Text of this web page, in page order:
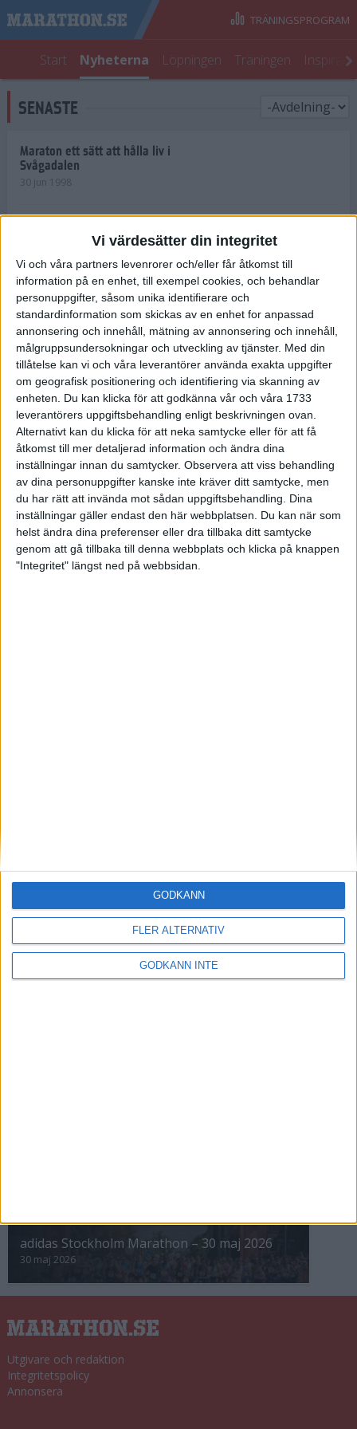
Vi värdesätter din integritet
Vi och våra partners levenrorer och/eller får åtkomst till
information på en enhet, till exempel cookies, och behandlar
personuppgifter, såsom unika identifierare och
standardinformation som skickas av en enhet for anpassad
annonsering och innehåll, mätning av annonsering och innehåll,
målgruppsundersokningar och utveckling av tjänster. Med din
tillåtelse kan vi och våra leverantörer använda exakta uppgifter
om geografisk positionering och identifiering via skanning av
enheten. Du kan klicka för att godkänna vår och våra 1733
leverantörers uppgiftsbehandling enligt beskrivningen ovan.
Alternativt kan du klicka för att neka samtycke eller för att få
åtkomst till mer detaljerad information och ändra dina
inställningar innan du samtycker. Observera att viss behandling
av dina personuppgifter kanske inte kräver ditt samtycke, men
du har rätt att invända mot sådan uppgiftsbehandling. Dina
inställningar gäller endast den här webbplatsen. Du kan när som
helst ändra dina preferenser eller dra tillbaka ditt samtycke
genom att gå tillbaka till denna webbplats och klicka på knappen
"Integritet" längst ned på webbsidan.
FLER ALTERNATIV
GODKÄNN INTE
GODKÄNN
Start Nyheterna Löpningen Träningen
TRÄNINGSPROGRAM
SENASTE
Maraton ett sätt att hålla liv i
Svågadalen
30 jun 1998
Norrlänningar firade semester i
Strängnäs
28 jun 1998
Maratonlöparna bäst i Trosa
I år fick Andervang kransen
27 jun 1998
Intresset ökar för Lidingöloppet
26 jun 1998
Värmemara
väntarvärldsmästaraspiranter
24 jun 1998
ASIEN
Berlin Marathon - ett lopp genom
8 okt 1995• Arkiv• Reseberättelser från
adidas Stockholm Marathon – 30 maj 2026
30 maj 2026
Utgivare och redaktion
Integritetspolicy
Annonsera